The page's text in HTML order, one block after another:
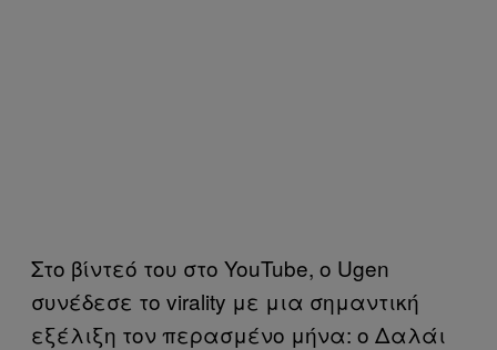
Στο βίντεό του στο YouTube, ο Ugen
συνέδεσε το virality με μια σημαντική
εξέλιξη τον περασμένο μήνα: ο Δαλάι